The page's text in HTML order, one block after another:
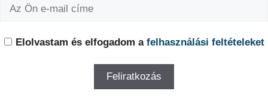
Elolvastam és elfogadom a felhasználási feltételeket